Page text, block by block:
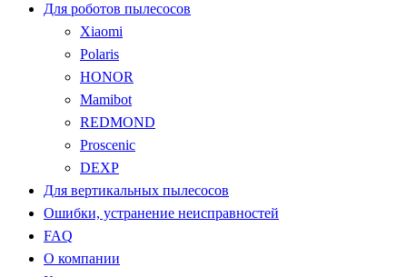
Для роботов пылесосов
Xiaomi
Polaris
HONOR
Mamibot
REDMOND
Proscenic
DEXP
Для вертикальных пылесосов
Ошибки, устранение неисправностей
FAQ
О компании